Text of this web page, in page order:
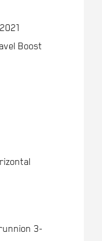
Boost
3-